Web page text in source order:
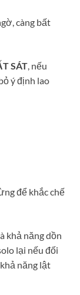
càng bất
SÁT, nếu
ý định lao
để khắc chế
khả năng dồn
lại nếu đối
năng lật